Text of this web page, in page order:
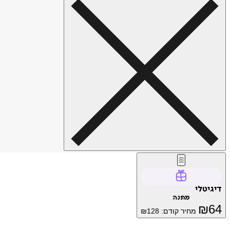
דיגיטלי
מתנה
₪64 מחיר קודם: ₪128